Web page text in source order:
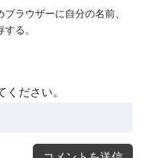
ラウザーに自分の名前、
る。
ください。